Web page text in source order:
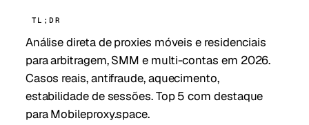
TL;DR
Análise direta de proxies móveis e residenciais
para arbitragem, SMM e multi-contas em 2026.
Casos reais, antifraude, aquecimento,
estabilidade de sessões. Top 5 com destaque
para Mobileproxy.space.